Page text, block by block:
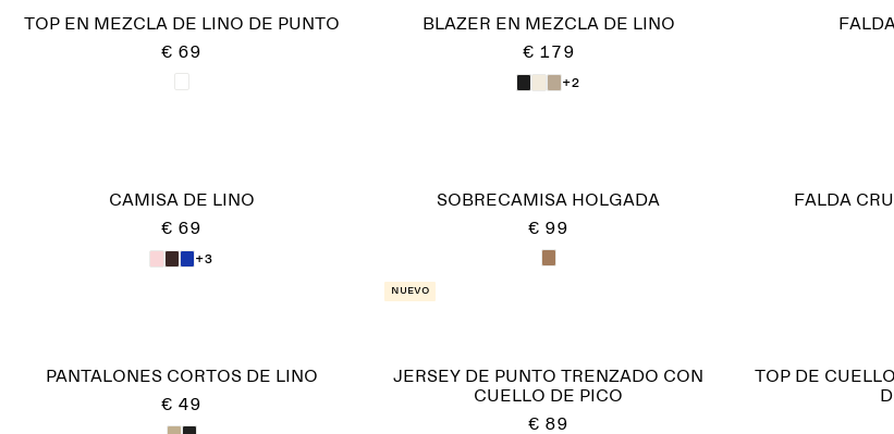
TOP EN MEZCLA DE LINO DE PUNTO
€ 69
BLAZER EN MEZCLA DE LINO
€ 179
+2
CAMISA DE LINO
€ 69
+3
SOBRECAMISA HOLGADA
€ 99
FALDA
PANTALONES CORTOS DE LINO
€ 49
Nuevo
JERSEY DE PUNTO TRENZADO CON
CUELLO DE PICO
€ 89
TOP DE